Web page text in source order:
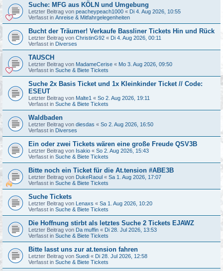
Suche: MFG aus KÖLN und Umgebung
Letzter Beitrag von peacheypeach1000 « Di 4. Aug 2026, 10:55
Verfasst in Anreise & Mitfahrgelegenheiten
Bucht der Träumer! Verkaufe Bassliner Tickets Hin und Rück
Letzter Beitrag von ChristinG92 « Di 4. Aug 2026, 00:11
Verfasst in Diverses
TAUSCH
Letzter Beitrag von MadameCerise « Mo 3. Aug 2026, 09:50
Verfasst in Suche & Biete Tickets
Suche 2x Basis Ticket und 1x Kleinkinder Ticket // Code:
ESEUT
Letzter Beitrag von Malte1 « So 2. Aug 2026, 19:11
Verfasst in Suche & Biete Tickets
Waldbaden
Letzter Beitrag von diesdas « So 2. Aug 2026, 16:50
Verfasst in Diverses
Ein oder zwei Tickets wären eine große Freude QSV3B
Letzter Beitrag von Isakio « So 2. Aug 2026, 15:43
Verfasst in Suche & Biete Tickets
Bitte noch ein Ticket für die At.tension #ABE3B
Letzter Beitrag von DukeRaoul « Sa 1. Aug 2026, 17:07
Verfasst in Suche & Biete Tickets
Suche Tickets
Letzter Beitrag von Lenaxs « Sa 1. Aug 2026, 10:20
Verfasst in Suche & Biete Tickets
Die Hoffnung stirbt als letztes Suche 2 Tickets EJAWZ
Letzter Beitrag von Da muffin « Di 28. Jul 2026, 13:53
Verfasst in Suche & Biete Tickets
Bitte lasst uns zur at.tension fahren
Letzter Beitrag von Suedi « Di 28. Jul 2026, 12:58
Verfasst in Suche & Biete Tickets